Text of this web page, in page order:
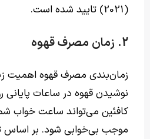
(2021) تایید شده است.
2. زمان مصرف قهوه
زمان‌بندی مصرف قهوه اهمیت
نوشیدن قهوه در ساعات پایانی
کافئین می‌تواند ساعت خواب